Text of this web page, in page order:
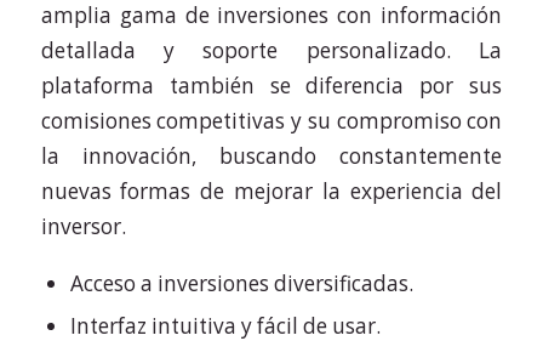
amplia gama de inversiones con información
detallada y soporte personalizado. La
plataforma también se diferencia por sus
comisiones competitivas y su compromiso con
la innovación, buscando constantemente
nuevas formas de mejorar la experiencia del
inversor.
Acceso a inversiones diversificadas.
Interfaz intuitiva y fácil de usar.